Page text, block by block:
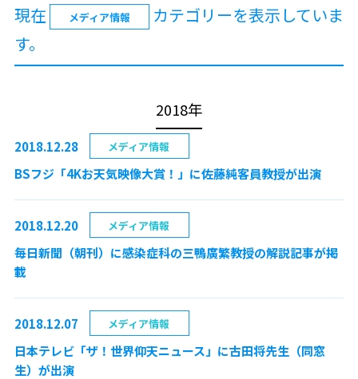
現在 メディア情報
カテゴリーを表示していま
す。
2018年
2018.12.28 メディア情報
BSフジ「4Kお天気映像大賞！」に佐藤純客員教授が出演
2018.12.20 メディア情報
毎日新聞（朝刊）に感染症科の三鴨廣繁教授の解説記事が掲
載
2018.12.07 メディア情報
日本テレビ「ザ！世界仰天ニュース」に古田将先生（同窓
生）が出演